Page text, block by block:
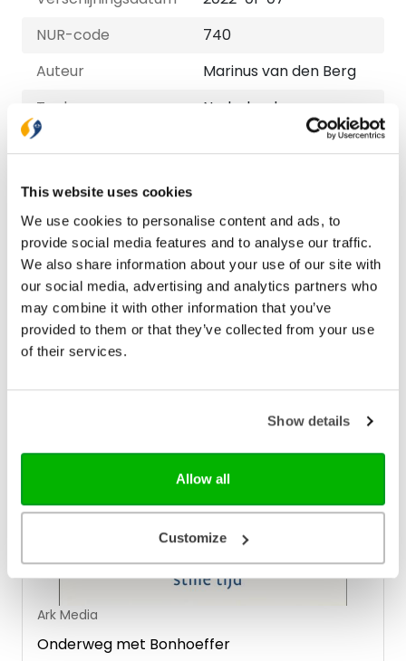
This website uses cookies
We use cookies to personalise content and ads, to
provide social media features and to analyse our traffic.
We also share information about your use of our site with
our social media, advertising and analytics partners who
may combine it with other information that you’ve
provided to them or that they’ve collected from your use
of their services.
Show details
Allow all
Customize
NUR-code
740
Auteur
Marinus van den Berg
Taal
Nederlands
Gratis verzending vanaf € 20,-
Gratis retourneren
Bekijk ook eens
Ark Media
Onderweg met Bonhoeffer